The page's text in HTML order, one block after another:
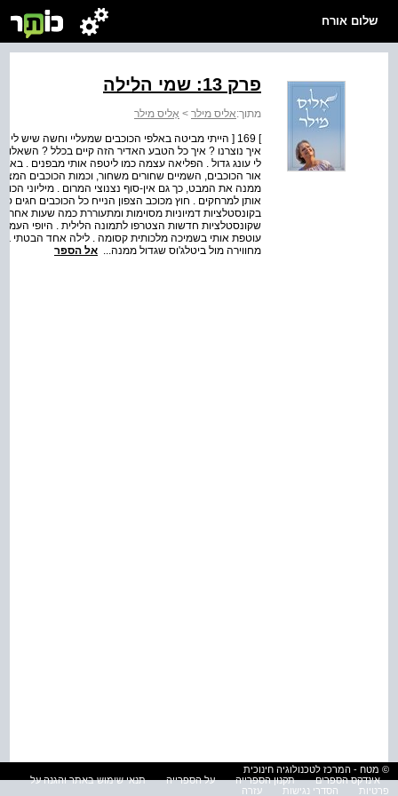
שלום אורח
פרק 13: שמי הלילה
מתוך:אליס מילר > אֶליס מילר
] 169 [ הייתי מביטה באלפי הכוכבים שמעליי וחשה שיש
איך נוצרנו ? איך כל הטבע האדיר הזה קיים בכלל ?
לי עונג גדול . הפליאה עצמה כמו ליטפה אותי מבפנים .
אור הכוכבים, השמיים שחורים משחור, וכמות הכוכבים
ממנה את המבט, כך גם אין-סוף נצנוצי המרום . מיליוני
אותן למרחקים . חוץ מכוכב הצפון הנייח כל הכוכבים חגים
בקונסטלציות דמיוניות מסוימות ומתעוררת כמה שעות אחר
שקונסטלציות חדשות הצטרפו לתמונה הלילית . היופי
עוטפת אותי בשמיכה מלכותית קסומה . לילה אחד הבטתי
מחווירה מול ביטלג'וס שגדול ממנה... אל הספר
© מטח - המרכז לטכנולוגיה חינוכית
אינדקס הספרים
תקנון הספרייה על הספרייה
תנאי שימוש באתר והגנה על
פרטיות
הסדרי נגישות עזרה